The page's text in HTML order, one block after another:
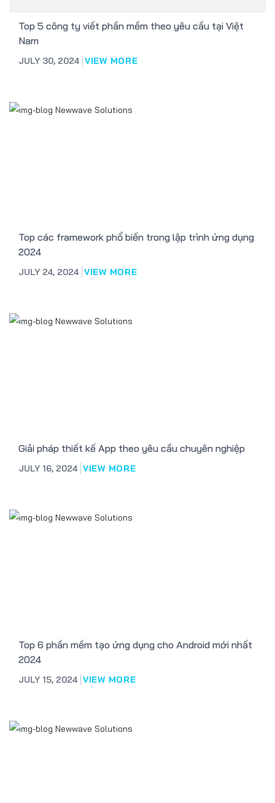
Top 5 công ty viết phần mềm theo yêu cầu tại Việt
Nam
JULY 30, 2024 VIEW MORE
Top các framework phổ biến trong lập trình ứng dụng
2024
JULY 24, 2024 VIEW MORE
Giải pháp thiết kế App theo yêu cầu chuyên nghiệp
JULY 16, 2024 VIEW MORE
Top 6 phần mềm tạo ứng dụng cho Android mới nhất
2024
JULY 15, 2024 VIEW MORE